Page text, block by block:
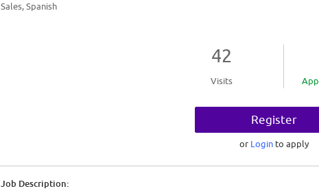
Sales, Spanish
42
Visits
Register
or Login to apply
Job Description: